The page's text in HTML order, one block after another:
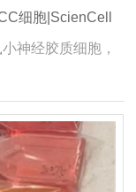
细胞|ScienCell
神经胶质细胞，